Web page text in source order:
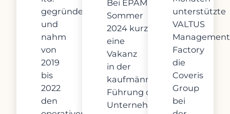
gegründet
und
nahm
von
2019
bis
2022
den
Bei EPAMEDIA ist im
Sommer
2024 kurzfristig
eine
Vakanz
in der
kaufmännischen
Führung des
Unternehmens
unterstützte
VALTUS
Management
Factory
die
Coveris
Group
bei